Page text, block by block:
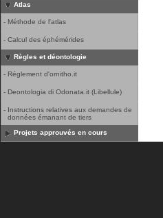
Atlas
- Méthode de l'atlas
- Calcul des éphémérides
Règles et déontologie
- Réglement d'ornitho.it
- Deontologia di Odonata.it (Libellule)
- Instructions relatives aux demandes de
données émanant de tiers
Projets approuvés en cours